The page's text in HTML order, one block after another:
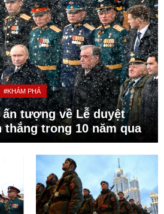
#KHÁM PHÁ
tượng về Lễ duyệt
thắng trong 10 năm qua